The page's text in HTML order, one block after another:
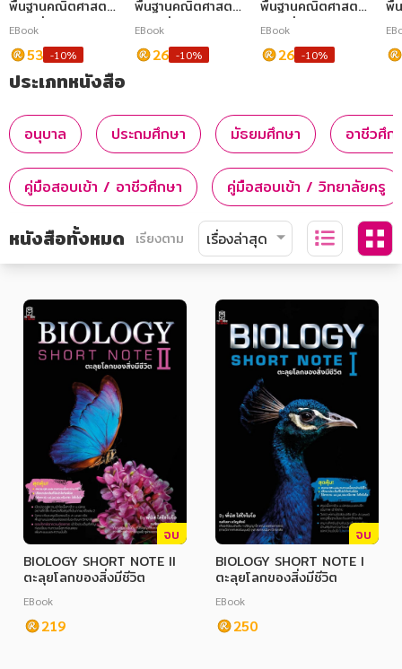
หมวดหมู่หนังสือ
หมวดหมู่ยอดนิยม
หนังสือออกใหม่ หนังสือยอดนิยม หนังสือเช่า
อีบุ๊กอ่านฟรี
หนังสือเสียง
โปรโมชั่นลดราคา
พื้นฐานคณิตศาสตร์
ม.2 เล่ม 1
EBook
53 -10%
พื้นฐานคณิตศาสตร์
ป.4 เล่ม 1
EBook
26 -10%
พื้นฐานคณิตศาสตร์
ป.5 เล่ม 2
EBook
26 -10%
พื้
ป
ประเภทหนังสือ
อนุบาล ประถมศึกษา มัธยมศึกษา อาชีวศึก
คู่มือสอบเข้า / อาชีวศึกษา คู่มือสอบเข้า / วิทยาลัยครู
หนังสือทั้งหมด เรียงตาม
จบ
BIOLOGY SHORT NOTE II
ตะลุยโลกของสิ่งมีชีวิต
EBook
219
จบ
BIOLOGY SHORT NOTE l
ตะลุยโลกของสิ่งมีชีวิต
EBook
250